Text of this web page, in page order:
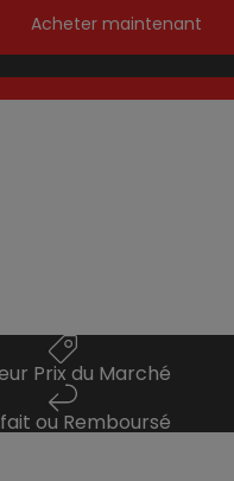
Acheter maintenant
Prix du Marché
ou Remboursé